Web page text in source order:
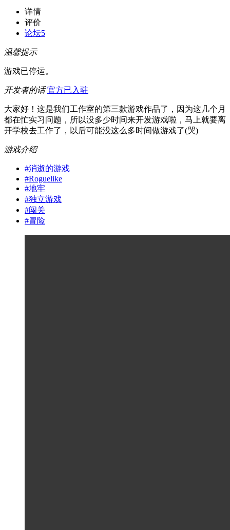
详情
评价
论坛5
温馨提示
游戏已停运。
开发者的话 官方已入驻
大家好！这是我们工作室的第三款游戏作品了，因为这几个月
都在忙实习问题，所以没多少时间来开发游戏啦，马上就要离
开学校去工作了，以后可能没这么多时间做游戏了(哭)
游戏介绍
#消逝的游戏
#Roguelike
#地牢
#独立游戏
#闯关
#冒险